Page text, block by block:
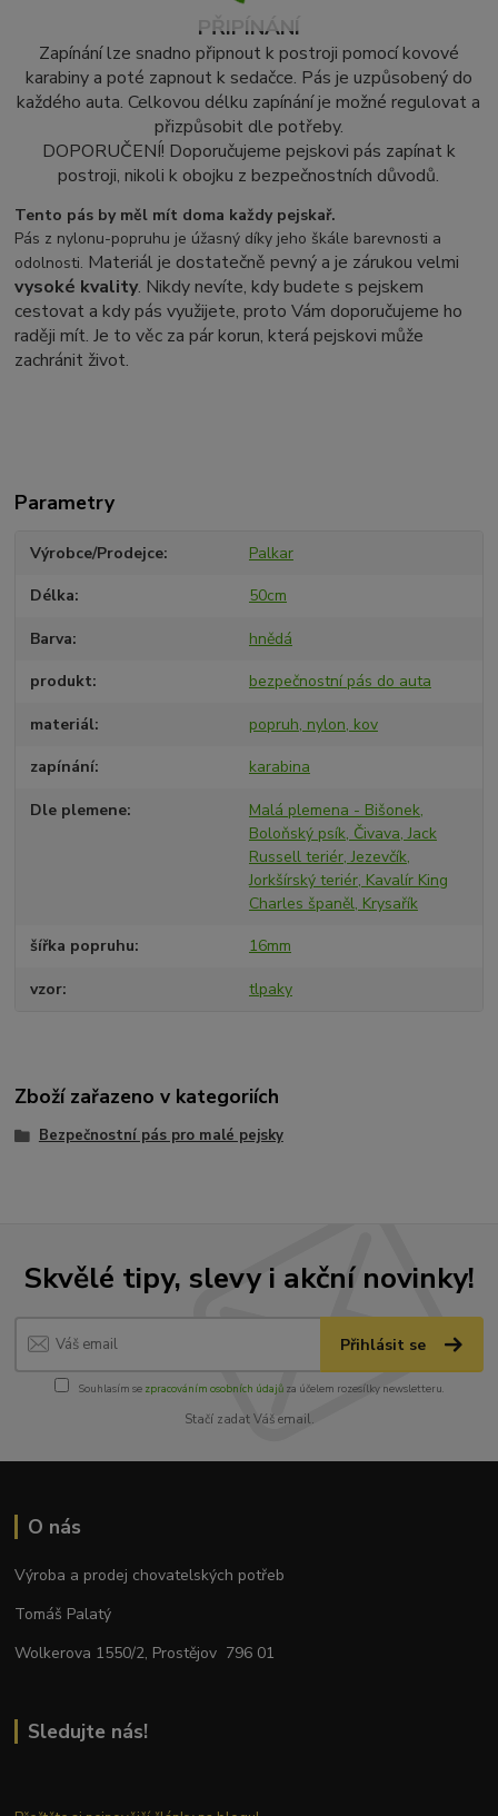
PŘIPÍNÁNÍ
Zapínání lze snadno připnout k postroji pomocí kovové
karabiny a poté zapnout k sedačce. Pás je uzpůsobený do
každého auta. Celkovou délku zapínání je možné regulovat a
přizpůsobit dle potřeby.
DOPORUČENÍ! Doporučujeme pejskovi pás zapínat k
postroji, nikoli k obojku z bezpečnostních důvodů.
Tento pás by měl mít doma každy pejskař.
Pás z nylonu-popruhu je úžasný díky jeho škále barevnosti a
odolnosti. Materiál je dostatečně pevný a je zárukou velmi
vysoké kvality. Nikdy nevíte, kdy budete s pejskem
cestovat a kdy pás využijete, proto Vám doporučujeme ho
raději mít. Je to věc za pár korun, která pejskovi může
zachránit život.
Parametry
Výrobce/Prodejce Palkar
Délka 50cm
Barva hnědá
produkt bezpečnostní pás do auta
materiál popruh, nylon, kov
zapínání karabina
Dle plemene
Malá plemena - Bišonek,
Boloňský psík, Čivava, Jack
Russell teriér, Jezevčík,
Jorkšírský teriér, Kavalír King
Charles španěl, Krysařík
šířka popruhu 16mm
vzor tlpaky
Zboží zařazeno v kategoriích
Bezpečnostní pás pro malé pejsky
Skvělé tipy, slevy i akční novinky!
Přihlásit se
Souhlasím se zpracováním osobních údajůza účelem rozesílky newsletteru.
Stačí zadat Váš email.
O nás
Výroba a prodej chovatelských potřeb
Tomáš Palatý
Wolkerova 1550/2, Prostějov 796 01
Sledujte nás!